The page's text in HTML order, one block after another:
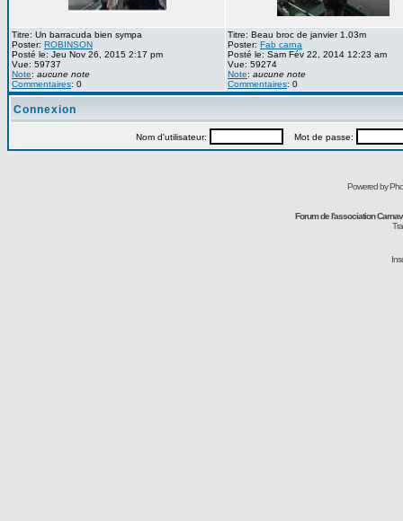
Titre: Un barracuda bien sympa
Poster: ROBINSON
Posté le: Jeu Nov 26, 2015 2:17 pm
Vue: 59737
Note: aucune note
Commentaires: 0
Titre: Beau broc de janvier 1.03m
Poster: Fab carna
Posté le: Sam Fév 22, 2014 12:23 am
Vue: 59274
Note: aucune note
Commentaires: 0
Connexion
Nom d'utilisateur: Mot de passe:
Powered by
Forum de l'association